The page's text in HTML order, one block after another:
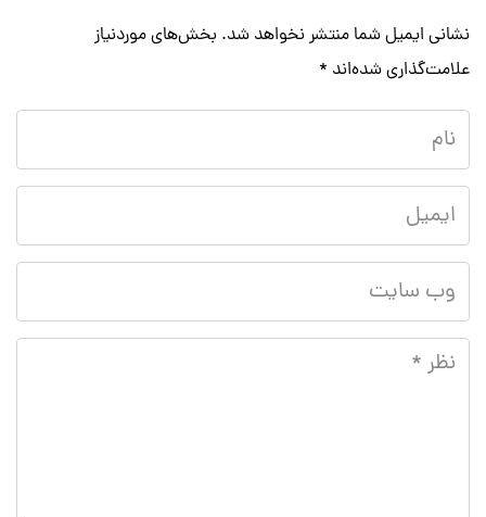
نشانی ایمیل شما منتشر نخواهد شد. بخش‌های موردنیاز
علامت‌گذاری شده‌اند *